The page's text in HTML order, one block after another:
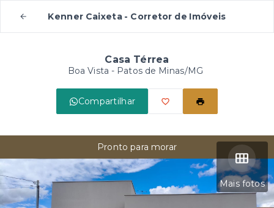
Kenner Caixeta - Corretor de Imóveis
Casa Térrea
Boa Vista - Patos de Minas/MG
Compartilhar
Mais fotos
Pronto para morar